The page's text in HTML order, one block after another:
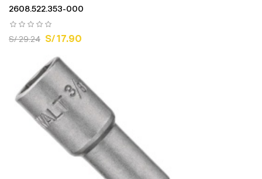
2608.522.353-000
S/ 29.24 S/ 17.90